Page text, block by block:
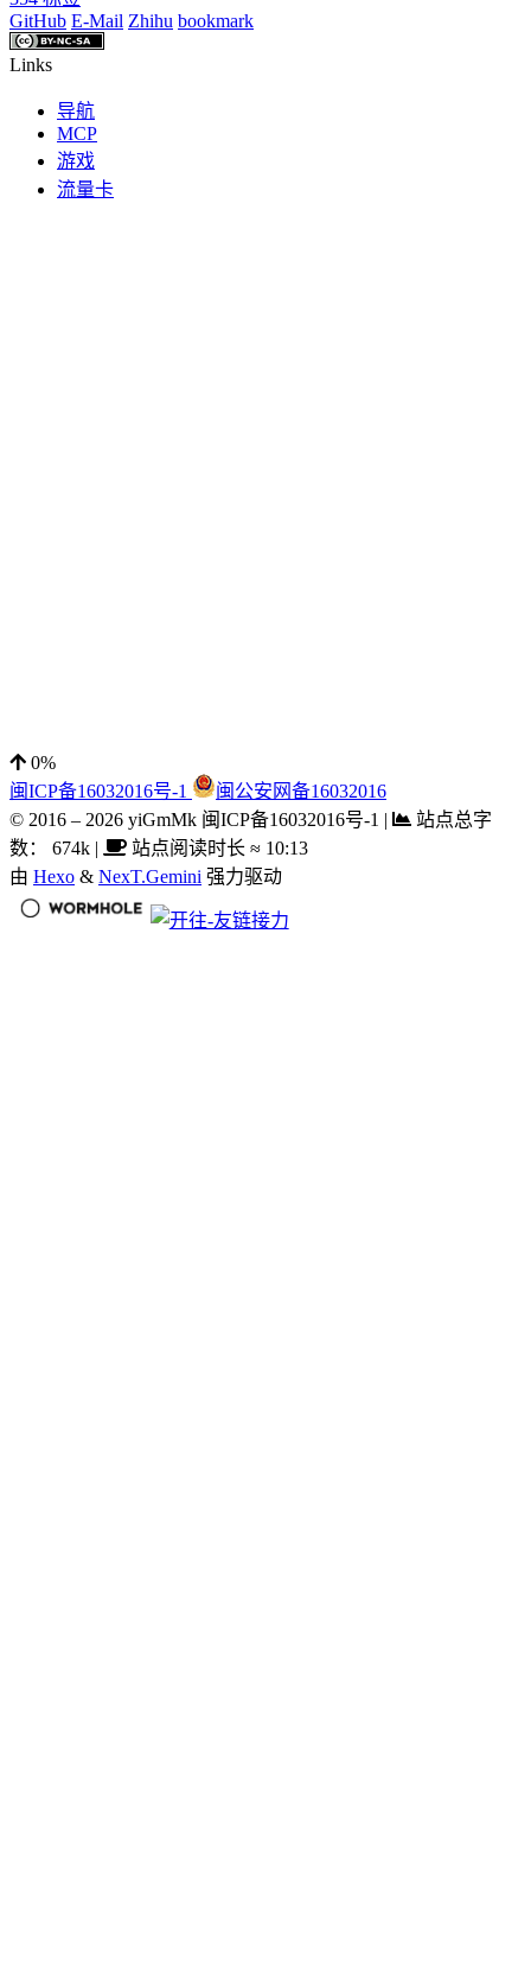
GitHub E-Mail Zhihu bookmark
Links
导航
MCP
游戏
流量卡
0%
闽ICP备16032016号-1
闽公安网备16032016
© 2016 – 2026 yiGmMk 闽ICP备16032016号-1 |
站点总字
数：
674k | 站点阅读时长 ≈ 10:13
由 Hexo & NexT.Gemini 强力驱动